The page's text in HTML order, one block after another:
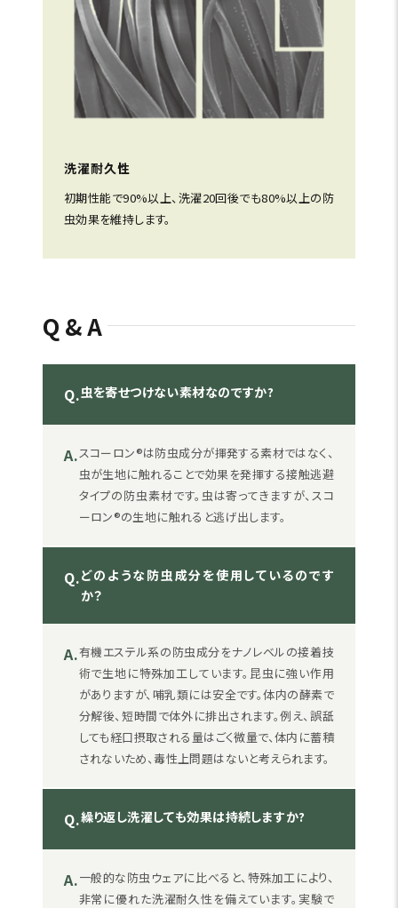
洗濯耐久性
初期性能で90%以上、洗濯20回後でも80%以上の防
虫効果を維持します。
Q&A
Q.虫を寄せつけない素材なのですか?
A.スコーロン®は防虫成分が揮発する素材ではなく、
虫が生地に触れることで効果を発揮する接触逃避
タイプの防虫素材です。虫は寄ってきますが、スコ
ーロン®の生地に触れると逃げ出します。
Q.どのような防虫成分を使用しているのです
か？
A.有機エステル系の防虫成分をナノレベルの接着技
術で生地に特殊加工しています。昆虫に強い作用
がありますが、哺乳類には安全です。体内の酵素で
分解後、短時間で体外に排出されます。例え、誤舐
しても経口摂取される量はごく微量で、体内に蓄積
されないため、毒性上問題はないと考えられます。
Q.繰り返し洗濯しても効果は持続しますか?
A.一般的な防虫ウェアに比べると、特殊加工により、
非常に優れた洗濯耐久性を備えています。実験で